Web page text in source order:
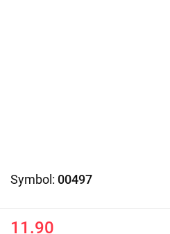
Symbol: 00497
11.90